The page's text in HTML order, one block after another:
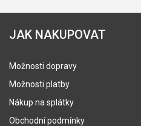
JAK NAKUPOVAT
Možnosti dopravy
Možnosti platby
Nákup na splátky
Obchodní podmínky